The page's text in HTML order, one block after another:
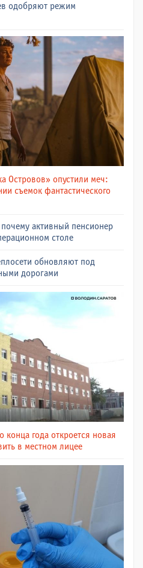
одобряют режим
Островов» опустили меч:
съемок фантастического
активный пенсионер
столе
обновляют под
дорогами
конца года откроется новая
в местном лицее